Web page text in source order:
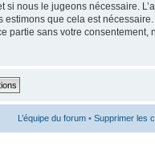
nous le jugeons nécessaire.
que cela est
sans votre consentement,
L’équipe du forum • Supprimer les